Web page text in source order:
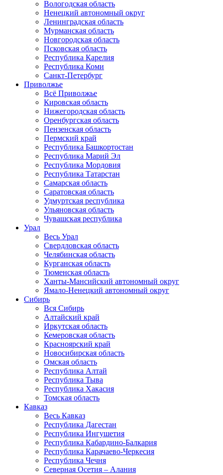
Вологодская область
Ненецкий автономный округ
Ленинградская область
Мурманская область
Новгородская область
Псковская область
Республика Карелия
Республика Коми
Санкт-Петербург
Приволжье
Всё Приволжье
Кировская область
Нижегородская область
Оренбургская область
Пензенская область
Пермский край
Республика Башкортостан
Республика Марий Эл
Республика Мордовия
Республика Татарстан
Самарская область
Саратовская область
Удмуртская республика
Ульяновская область
Чувашская республика
Урал
Весь Урал
Свердловская область
Челябинская область
Курганская область
Тюменская область
Ханты-Мансийский автономный округ
Ямало-Ненецкий автономный округ
Сибирь
Вся Сибирь
Алтайский край
Иркутская область
Кемеровская область
Красноярский край
Новосибирская область
Омская область
Республика Алтай
Республика Тыва
Республика Хакасия
Томская область
Кавказ
Весь Кавказ
Республика Дагестан
Республика Ингушетия
Республика Кабардино-Балкария
Республика Карачаево-Черкесия
Республика Чечня
Северная Осетия – Алания